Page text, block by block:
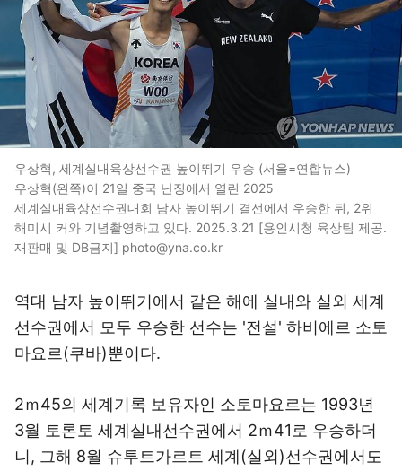
우상혁, 세계실내육상선수권 높이뛰기 우승 (서울=연합뉴스)
우상혁(왼쪽)이 21일 중국 난징에서 열린 2025
세계실내육상선수권대회 남자 높이뛰기 결선에서 우승한 뒤, 2위
해미시 커와 기념촬영하고 있다. 2025.3.21 [용인시청 육상팀 제공.
재판매 및 DB금지] photo@yna.co.kr
역대 남자 높이뛰기에서 같은 해에 실내와 실외 세계
선수권에서 모두 우승한 선수는 '전설' 하비에르 소토
마요르(쿠바)뿐이다.
2ｍ45의 세계기록 보유자인 소토마요르는 1993년
3월 토론토 세계실내선수권에서 2ｍ41로 우승하더
니, 그해 8월 슈투트가르트 세계(실외)선수권에서도